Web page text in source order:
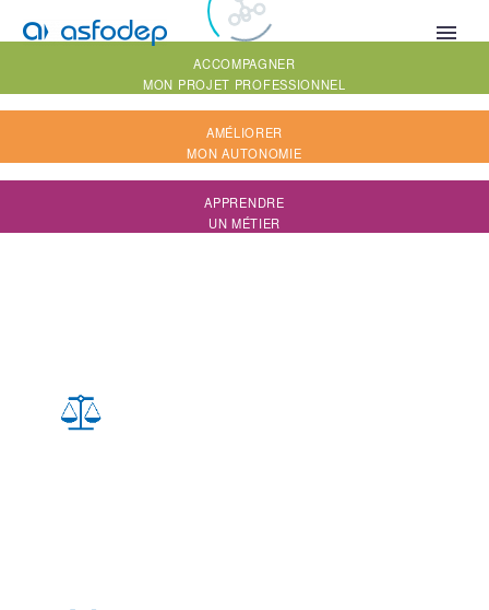
ACCOMPAGNER
MON PROJET PROFESSIONNEL
AMÉLIORER
MON AUTONOMIE
APPRENDRE
UN MÉTIER